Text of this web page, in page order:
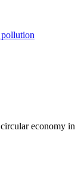
economy in